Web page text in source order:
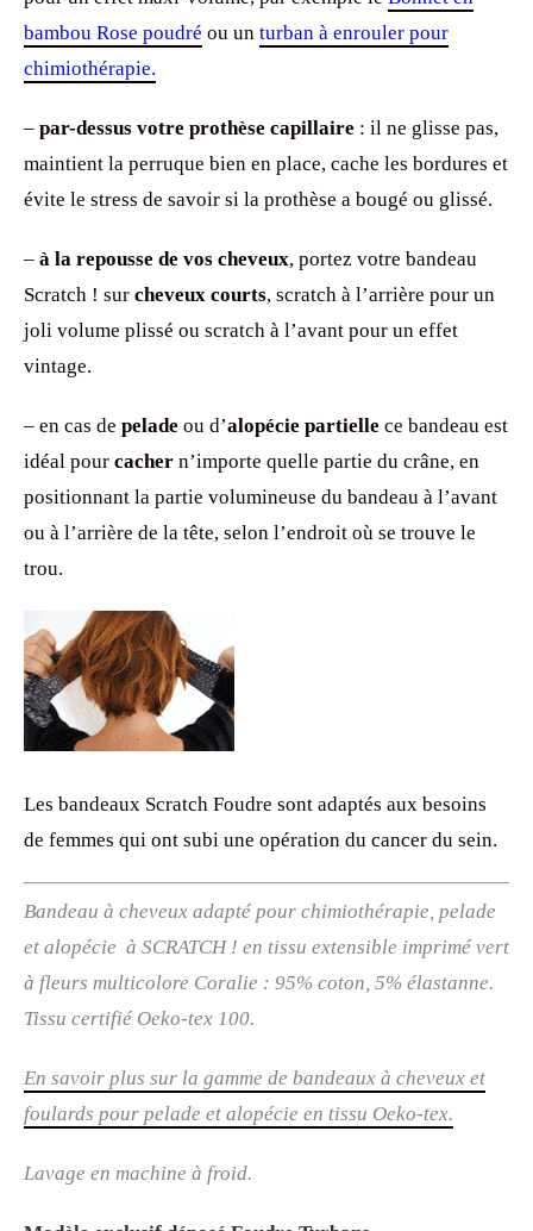
bambou Rose poudré ou un turban à enrouler pour
chimiothérapie.
– par-dessus votre prothèse capillaire : il ne glisse pas,
maintient la perruque bien en place, cache les bordures et
évite le stress de savoir si la prothèse a bougé ou glissé.
– à la repousse de vos cheveux, portez votre bandeau
Scratch ! sur cheveux courts, scratch à l’arrière pour un
joli volume plissé ou scratch à l’avant pour un effet
vintage.
– en cas de pelade ou d’alopécie partielle ce bandeau est
idéal pour cacher n’importe quelle partie du crâne, en
positionnant la partie volumineuse du bandeau à l’avant
ou à l’arrière de la tête, selon l’endroit où se trouve le
trou.
Les bandeaux Scratch Foudre sont adaptés aux besoins
de femmes qui ont subi une opération du cancer du sein.
Bandeau à cheveux adapté pour chimiothérapie, pelade
et alopécie à SCRATCH ! en tissu extensible imprimé vert
à fleurs multicolore Coralie : 95% coton, 5% élastanne.
Tissu certifié Oeko-tex 100.
En savoir plus sur la gamme de bandeaux à cheveux et
foulards pour pelade et alopécie en tissu Oeko-tex.
Lavage en machine à froid.